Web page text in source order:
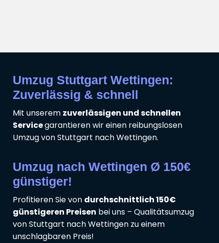
Umzug Stuttgart Wettingen:
Zuverlässig & schnell
Mit unserem zuverlässigen und schnellen
Servicegarantieren wir einen reibungslosen
Umzug von Stuttgart nach Wettingen.
Umzug nach Wettingen Ø 150€
günstiger!
Profitieren Sie von durchschnittlich 150€
günstigeren Preisen bei uns – Qualitätsumzug
von Stuttgart nach Wettingen zu einem
unschlagbaren Preis!